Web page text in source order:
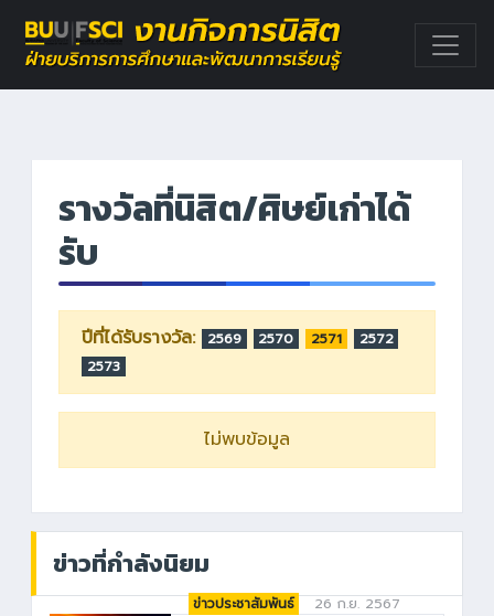
รางวัลที่นิสิต/ศิษย์เก่าได้
รับ
ปีที่ได้รับรางวัล: 2569 2570 2571
2572
2573
ไม่พบข้อมูล
ข่าวที่กำลังนิยม
ข่าวประชาสัมพันธ์ 26 ก.ย. 2567